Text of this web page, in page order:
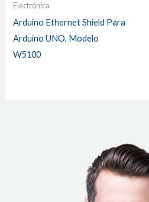
Electrónica
Arduino Ethernet Shield Para
Arduino UNO, Modelo
W5100